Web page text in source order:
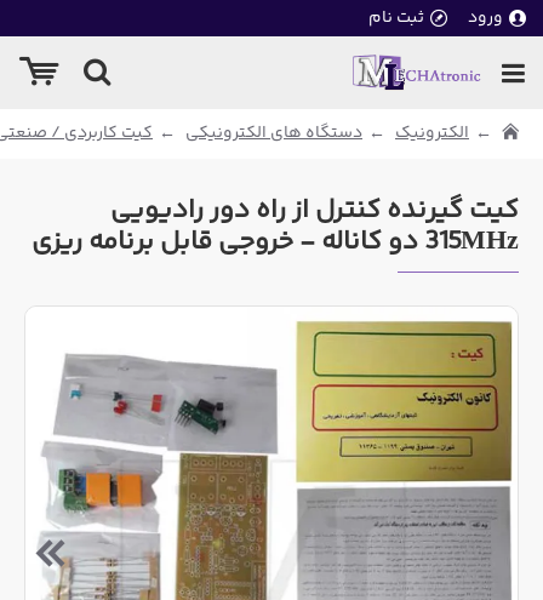
ورود ثبت نام
الکترونیک دستگاه های الکترونیکی کیت کاربردی /
کیت گیرنده کنترل از راه دور رادیویی
315MHz دو کاناله - خروجی قابل برنامه ریزی